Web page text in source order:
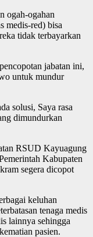
ogah-ogahan
medis-red) bisa
tidak terbayarkan
jabatan ini,
untuk mundur
solusi, Saya rasa
dimundurkan
RSUD Kayuagung
Kabupaten
segera dicopot
keluhan
tenaga medis
lainnya sehingga
pasien.